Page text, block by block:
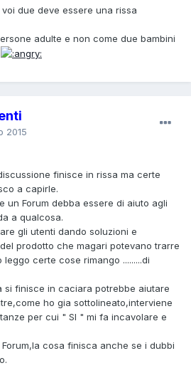
due deve essere una rissa
adulte e non come due bambini
2015
finisce in rissa ma certe
a capirle.
un Forum debba essere di aiuto agli
a qualcosa.
gli utenti dando soluzioni e
prodotto che magari potevano trarre
certe cose rimango .........di
si finisce in caciara potrebbe aiutare
ho gia sottolineato,interviene
per cui " SI " mi fa incavolare e
cosa finisca anche se i dubbi